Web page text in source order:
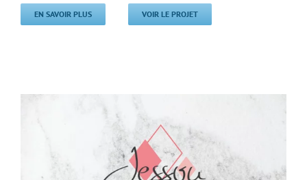
EN SAVOIR PLUS VOIR LE PROJET